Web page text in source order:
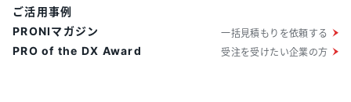
ご活用事例
PRONIマガジン
PRO of the DX Award
一括見積もりを依頼する
受注を受けたい企業の方